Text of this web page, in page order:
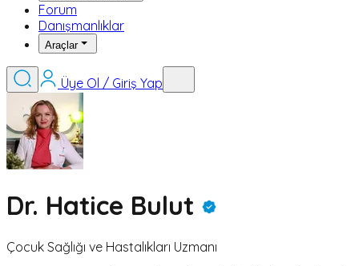
Forum
Danışmanlıklar
Araçlar
Üye Ol / Giriş Yap
Dr. Hatice Bulut
Çocuk Sağlığı ve Hastalıkları Uzmanı